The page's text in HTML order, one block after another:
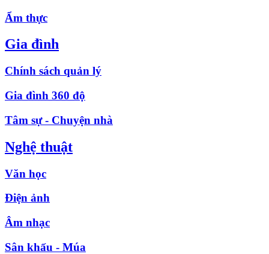
Ẩm thực
Gia đình
Chính sách quản lý
Gia đình 360 độ
Tâm sự - Chuyện nhà
Nghệ thuật
Văn học
Điện ảnh
Âm nhạc
Sân khấu - Múa